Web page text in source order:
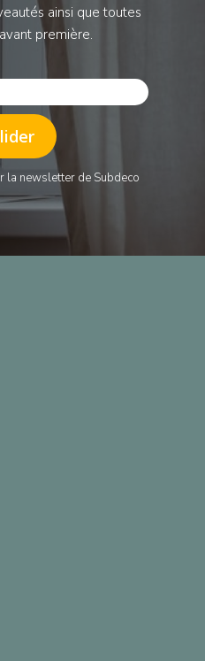
ainsi que toutes
première.
la newsletter de Subdeco